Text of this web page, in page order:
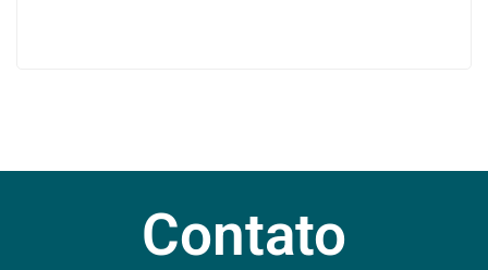
Contato